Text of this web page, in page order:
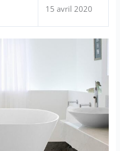
15 avril 2020